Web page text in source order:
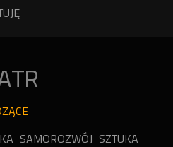
SAMOROZWÓJ SZTUKA